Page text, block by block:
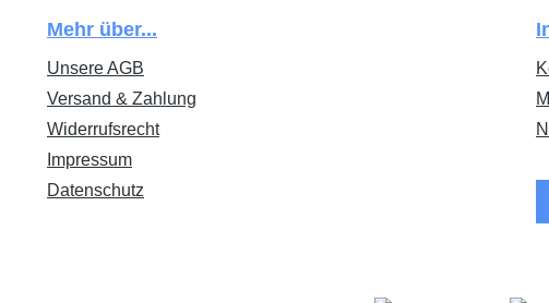
Mehr über...
Unsere AGB
Versand & Zahlung
Widerrufsrecht
Impressum
Datenschutz